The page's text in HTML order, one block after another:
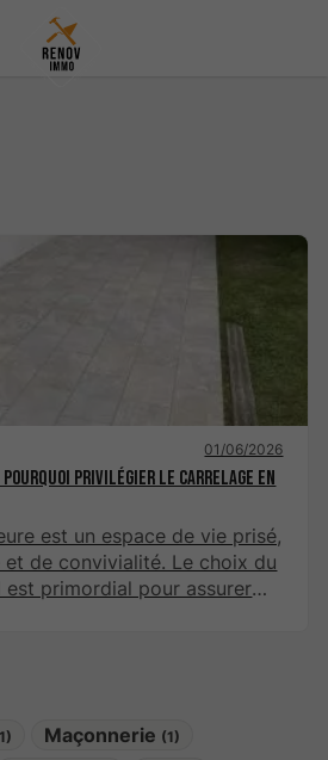
Maçonnerie (1)
01/06/2026
privilégier le carrelage en
est un espace de vie prisé,
de convivialité. Le choix du
primordial pour assurer
explore les raisons pour
terrasse.